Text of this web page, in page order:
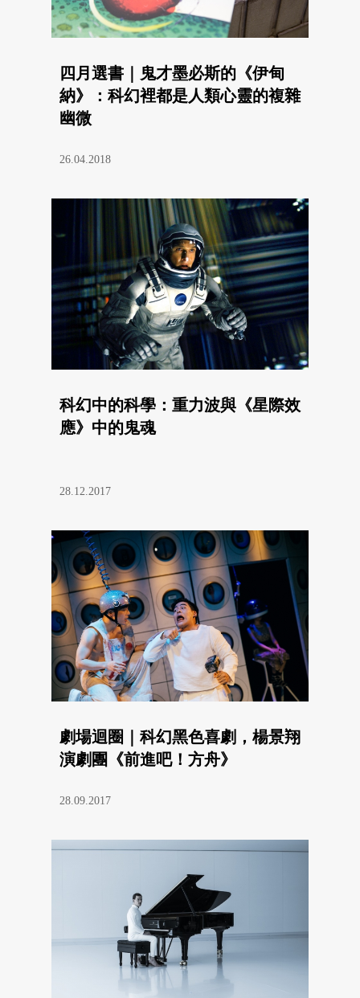
四月選書｜鬼才墨必斯的《伊甸
納》：科幻裡都是人類心靈的複雜
幽微
26.04.2018
科幻中的科學：重力波與《星際效
應》中的鬼魂
28.12.2017
劇場迴圈｜科幻黑色喜劇，楊景翔
演劇團《前進吧！方舟》
28.09.2017